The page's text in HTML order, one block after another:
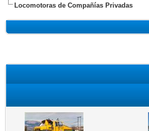
Locomotoras de Compañías Privadas